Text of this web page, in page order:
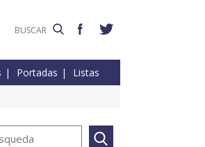
Portadas Listas